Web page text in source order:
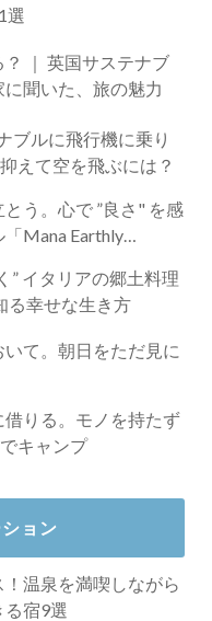
選
ブ
聞いた、旅の魅力
ブルに飛行機に乗り
えて空を飛ぶには？
う。心で ”良さ" を感
Mana Earthly
” イタリアの郷土料理
る幸せな生き方
て。朝日をただ見に
りる。モノを持たず
キャンプ
ョン
温泉を満喫しながら
る宿9選